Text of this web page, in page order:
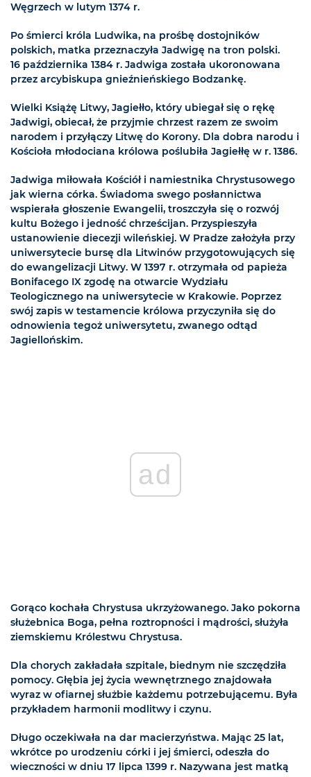
Węgrzech w lutym 1374 r.
Po śmierci króla Ludwika, na prośbę dostojników
polskich, matka przeznaczyła Jadwigę na tron polski.
16 października 1384 r. Jadwiga została ukoronowana
przez arcybiskupa gnieźnieńskiego Bodzankę.
Wielki Książę Litwy, Jagiełło, który ubiegał się o rękę
Jadwigi, obiecał, że przyjmie chrzest razem ze swoim
narodem i przyłączy Litwę do Korony. Dla dobra narodu i
Kościoła młodociana królowa poślubiła Jagiełłę w r. 1386.
Jadwiga miłowała Kościół i namiestnika Chrystusowego
jak wierna córka. Świadoma swego posłannictwa
wspierała głoszenie Ewangelii, troszczyła się o rozwój
kultu Bożego i jedność chrześcijan. Przyspieszyła
ustanowienie diecezji wileńskiej. W Pradze założyła przy
uniwersytecie bursę dla Litwinów przygotowujących się
do ewangelizacji Litwy. W 1397 r. otrzymała od papieża
Bonifacego IX zgodę na otwarcie Wydziału
Teologicznego na uniwersytecie w Krakowie. Poprzez
swój zapis w testamencie królowa przyczyniła się do
odnowienia tegoż uniwersytetu, zwanego odtąd
Jagiellońskim.
ad
Gorąco kochała Chrystusa ukrzyżowanego. Jako pokorna
służebnica Boga, pełna roztropności i mądrości, służyła
ziemskiemu Królestwu Chrystusa.
Dla chorych zakładała szpitale, biednym nie szczędziła
pomocy. Głębia jej życia wewnętrznego znajdowała
wyraz w ofiarnej służbie każdemu potrzebującemu. Była
przykładem harmonii modlitwy i czynu.
Długo oczekiwała na dar macierzyństwa. Mając 25 lat,
wkrótce po urodzeniu córki i jej śmierci, odeszła do
wieczności w dniu 17 lipca 1399 r. Nazywana jest matką